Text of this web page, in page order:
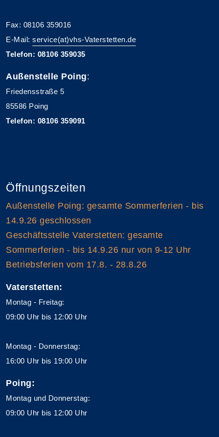
Fax: 08106 359016
E-Mail: service(at)vhs-Vaterstetten.de
Telefon: 08106 359035
Außenstelle Poing:
Friedensstraße 5
85586 Poing
Telefon: 08106 359091
Öffnungszeiten
Außenstelle Poing: gesamte Sommerferien - bis
14.9.26 geschlossen
Geschäftsstelle Vaterstetten: gesamte
Sommerferien - bis 14.9.26 nur von 9-12 Uhr
Betriebsferien vom 17.8. - 28.8.26
Vaterstetten:
Montag - Freitag:
09:00 Uhr bis 12:00 Uhr
Montag - Donnerstag:
16:00 Uhr bis 19:00 Uhr
Poing:
Montag und Donnerstag:
09:00 Uhr bis 12:00 Uhr